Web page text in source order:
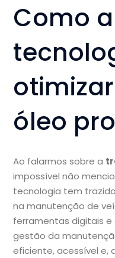
Como a
óleo
Ao falarmos sobre a
impossível não
tecnologia tem
na manutenção de
ferramentas digitais
gestão da
eficiente, acessível e,